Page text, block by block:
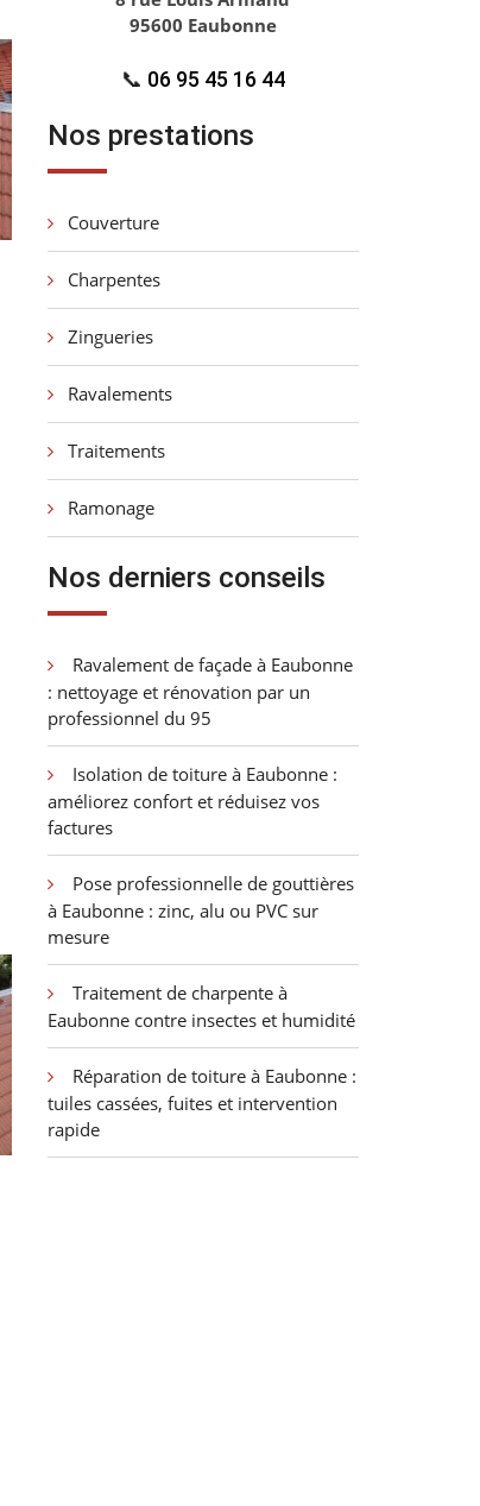
95600 Eaubonne
📞 06 95 45 16 44
Nos prestations
Couverture
Charpentes
Zingueries
Ravalements
Traitements
Ramonage
Nos derniers conseils
Ravalement de façade à Eaubonne
: nettoyage et rénovation par un
professionnel du 95
Isolation de toiture à Eaubonne :
améliorez confort et réduisez vos
factures
Pose professionnelle de gouttières
à Eaubonne : zinc, alu ou PVC sur
mesure
Traitement de charpente à
Eaubonne contre insectes et humidité
Réparation de toiture à Eaubonne :
tuiles cassées, fuites et intervention
rapide